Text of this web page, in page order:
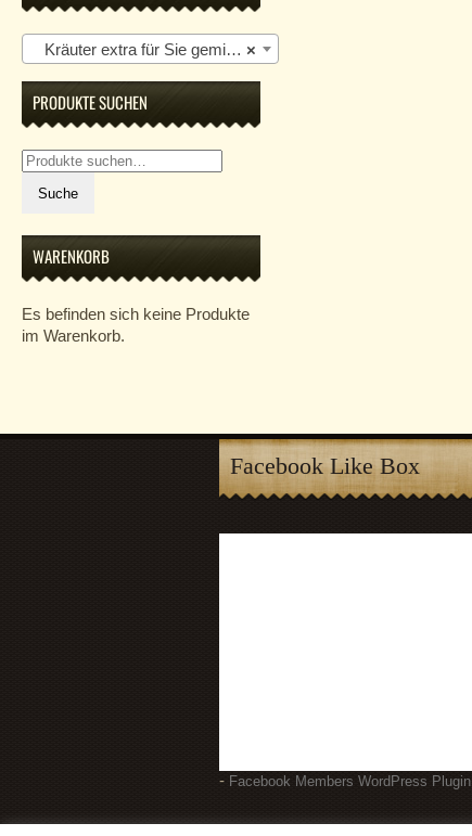
×
Kräuter extra für Sie gemischt
PRODUKTE SUCHEN
Suche
nach:
Suche
WARENKORB
Es befinden sich keine Produkte
im Warenkorb.
Facebook Like Box
- Facebook Members WordPress Plugin